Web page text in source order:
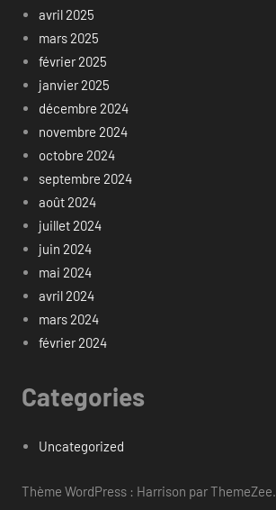
avril 2025
mars 2025
février 2025
janvier 2025
décembre 2024
novembre 2024
octobre 2024
septembre 2024
août 2024
juillet 2024
juin 2024
mai 2024
avril 2024
mars 2024
février 2024
Categories
Uncategorized
Thème WordPress : Harrison par ThemeZee.